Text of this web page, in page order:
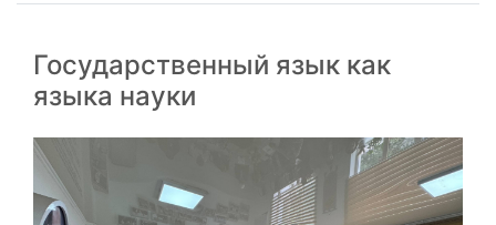
Государственный язык как
языка науки